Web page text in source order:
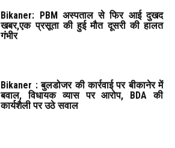
Bikaner: PBM अस्पताल से फिर आई दुखद
खबर,एक प्रसूता की हुई मौत दूसरी की हालत
गंभीर
Bikaner : बुलडोजर की कार्रवाई पर बीकानेर में
बवाल, विधायक व्यास पर आरोप, BDA की
कार्यशैली पर उठे सवाल